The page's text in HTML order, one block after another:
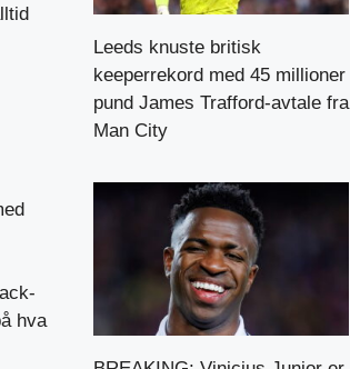
hva
Leeds knuste britisk
keeperrekord med 45 millioner
pund James Trafford-avtale fra
Man City